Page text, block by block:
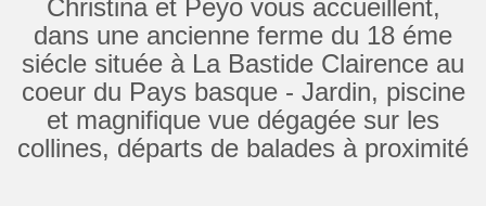
Christina et Peyo vous accueillent,
dans une ancienne ferme du 18 éme
siécle située à La Bastide Clairence au
coeur du Pays basque - Jardin, piscine
et magnifique vue dégagée sur les
collines, départs de balades à proximité